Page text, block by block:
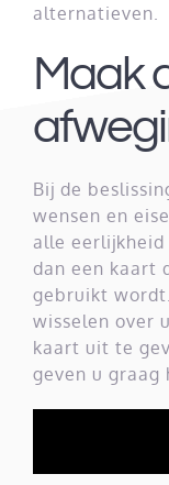
alternatieven.
Maak
Bij de
wensen en
alle
dan een kaart
gebruikt
wisselen over
kaart uit te
geven u graag